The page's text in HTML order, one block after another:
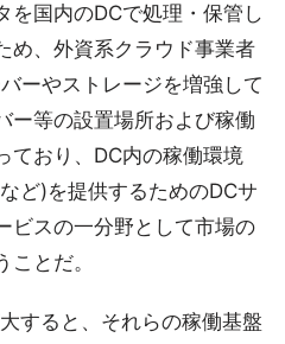
を国内のDCで処理・保管し
め、外資系クラウド事業者
ーやストレージを増強して
ー等の設置場所および稼働
ており、DC内の稼働環境
ど)を提供するためのDCサ
ビスの一分野として市場の
とだ。
すると、それらの稼働基盤